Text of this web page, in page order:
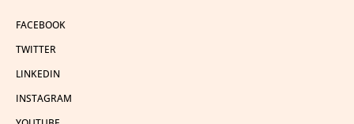
FACEBOOK
TWITTER
LINKEDIN
INSTAGRAM